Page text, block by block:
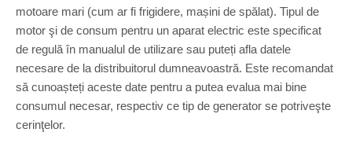
motoare mari (cum ar fi frigidere, mașini de spălat). Tipul de
motor şi de consum pentru un aparat electric este specificat
de regulă în manualul de utilizare sau puteți afla datele
necesare de la distribuitorul dumneavoastră. Este recomandat
să cunoașteți aceste date pentru a putea evalua mai bine
consumul necesar, respectiv ce tip de generator se potriveşte
cerinţelor.